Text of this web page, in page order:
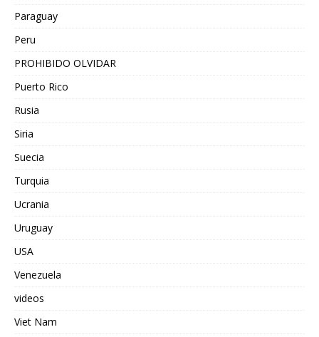
Paraguay
Peru
PROHIBIDO OLVIDAR
Puerto Rico
Rusia
Siria
Suecia
Turquia
Ucrania
Uruguay
USA
Venezuela
videos
Viet Nam